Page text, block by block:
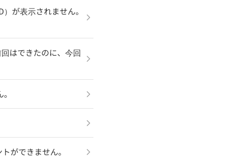
が表示されません。
はできたのに、今回
ができません。